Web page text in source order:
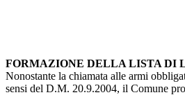
FORMAZIONE DELLA LISTA DI
Nonostante la chiamata alle armi
sensi del D.M. 20.9.2004, il Comune